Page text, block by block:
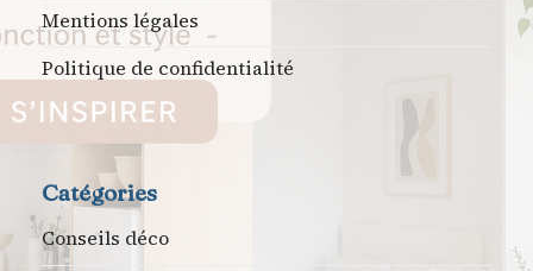
Mentions légales
Politique de confidentialité
Catégories
Conseils déco